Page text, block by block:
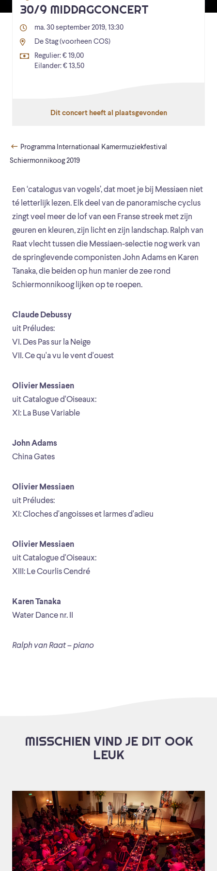
Een ‘catalogus van vogels’, dat moet je bij Messiaen niet
té letterlijk lezen. Elk deel van de panoramische cyclus
zingt veel meer de lof van een Franse streek met zijn
geuren en kleuren, zijn licht en zijn landschap. Ralph van
Raat vlecht tussen die Messiaen-selectie nog werk van
de springlevende componisten John Adams en Karen
Tanaka, die beiden op hun manier de zee rond
Schiermonnikoog lijken op te roepen.
Claude Debussy
uit Préludes:
VI. Des Pas sur la Neige
VII. Ce qu'a vu le vent d'ouest
Olivier Messiaen
uit Catalogue d'Oiseaux:
XI: La Buse Variable
John Adams
China Gates
Olivier Messiaen
uit Préludes:
XI: Cloches d'angoisses et larmes d'adieu
Olivier Messiaen
uit Catalogue d'Oiseaux:
XIII: Le Courlis Cendré
Karen Tanaka
Water Dance nr. II
Ralph van Raat – piano
30/9 MIDDAGCONCERT
ma. 30 september 2019, 13:30
De Stag (voorheen COS)
Regulier: € 19,00
Eilander: € 13,50
Dit concert heeft al plaatsgevonden
Programma Internationaal Kamermuziekfestival
Schiermonnikoog 2019
MISSCHIEN VIND JE DIT OOK
LEUK